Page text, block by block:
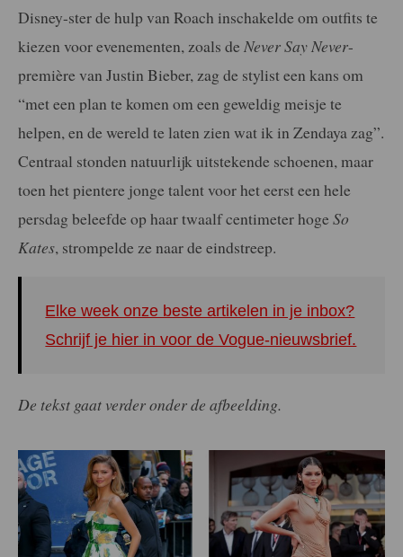
Disney-ster de hulp van Roach inschakelde om outfits te
kiezen voor evenementen, zoals de Never Say Never-
première van Justin Bieber, zag de stylist een kans om
“met een plan te komen om een geweldig meisje te
helpen, en de wereld te laten zien wat ik in Zendaya zag”.
Centraal stonden natuurlijk uitstekende schoenen, maar
toen het pientere jonge talent voor het eerst een hele
persdag beleefde op haar twaalf centimeter hoge So
Kates, strompelde ze naar de eindstreep.
Elke week onze beste artikelen in je inbox?
Schrijf je hier in voor de Vogue-nieuwsbrief.
De tekst gaat verder onder de afbeelding.